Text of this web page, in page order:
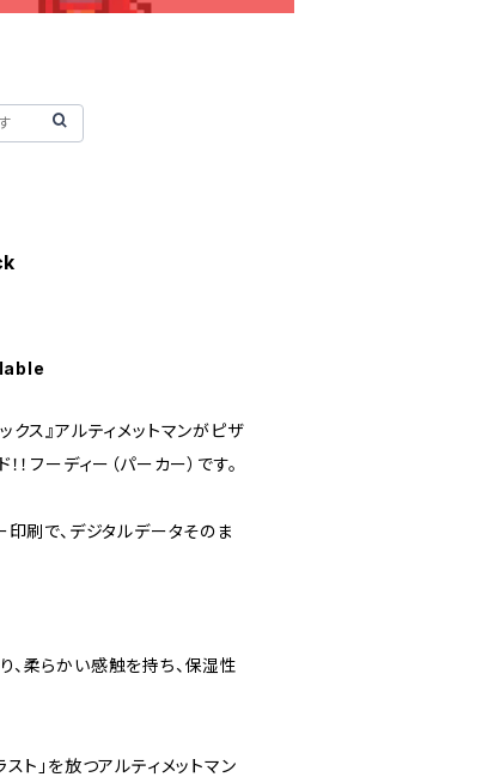
クス』アルティメットマンがピザ
！フーディー（パーカー）です。
印刷で、デジタルデータそのま
柔らかい感触を持ち、保湿性
ト」を放つアルティメットマン